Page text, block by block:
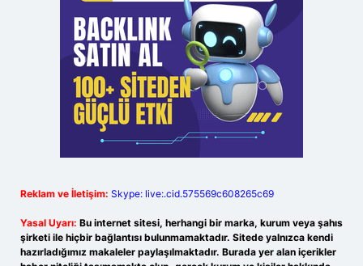
Reklam ve İletişim: Skype: live:.cid.575569c608265c69
Yasal Uyarı: Bu internet sitesi, herhangi bir marka, kurum veya şahıs
şirketi ile hiçbir bağlantısı bulunmamaktadır. Sitede yalnızca kendi
hazırladığımız makaleler paylaşılmaktadır. Burada yer alan içerikler